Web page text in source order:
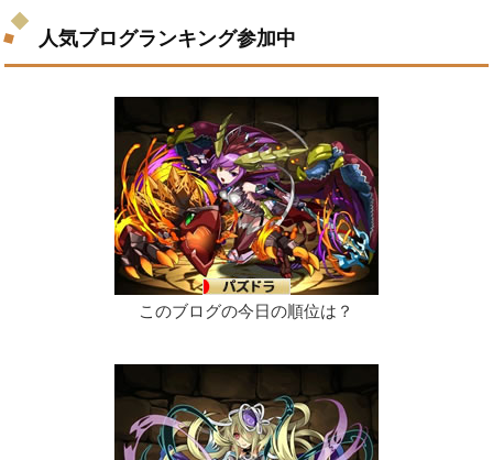
人気ブログランキング参加中
このブログの今日の順位は？